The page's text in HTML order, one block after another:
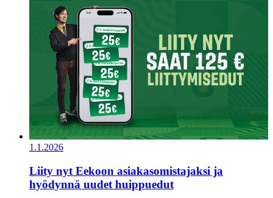
1.1.2026
Liity nyt Eekoon asiakasomistajaksi ja
hyödynnä uudet huippuedut